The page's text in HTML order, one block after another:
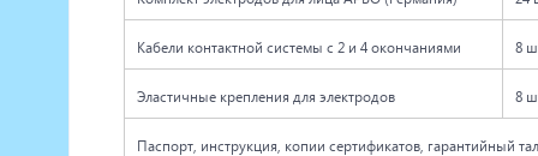
Кабели контактной системы с 2 и 4 окончаниями 8
Эластичные крепления для электродов 8
Паспорт, инструкция, копии сертификатов, гарантийный